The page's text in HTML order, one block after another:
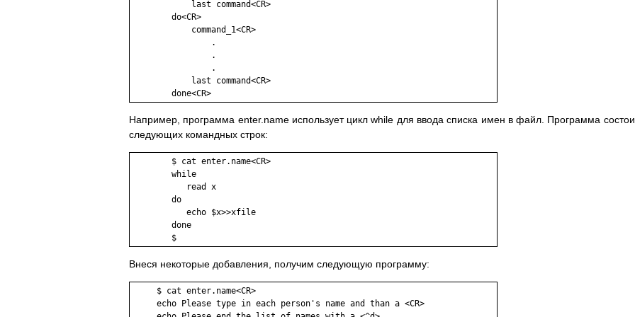
            last command<CR>
        do<CR>
            command_1<CR>
                .
                .
                .
            last command<CR>
        done<CR>
Например, программа enter.name использует цикл while для ввода списка имен в файл. Программа
следующих командных строк:
        $ cat enter.name<CR>
        while
           read x
        do
           echo $x>>xfile
        done
        $
Внеся некоторые добавления, получим следующую программу:
     $ cat enter.name<CR>
     echo Please type in each person's name and than a <CR>